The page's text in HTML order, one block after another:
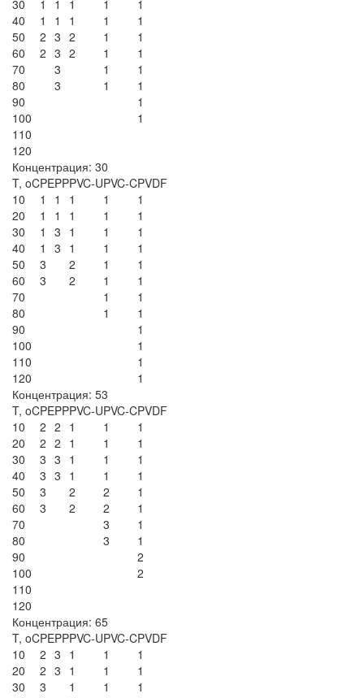
30 1 1 1 1
1
40
1 1 1 1
1
50
2 3 2 1
1
60
2 3 2 1
1
70
3 1
1
80
3 1
1
90
1
100
1
110
120
Концентрация: 30
T, oCPEPPPVC-UPVC-CPVDF
10
1 1 1 1
1
20
1 1 1 1
1
30
1 3 1 1
1
40
1 3 1 1
1
50
3 2 1
1
60
3 2 1
1
70
1
1
80
1
1
90
1
100
1
110
1
120
1
Концентрация: 53
T, oCPEPPPVC-UPVC-CPVDF
10
2 2 1 1
1
20
2 2 1 1
1
30
3 3 1 1
1
40
3 3 1 1
1
50
3 2 2
1
60
3 2 2
1
70
3
1
80
3
1
90
2
100
2
110
120
Концентрация: 65
T, oCPEPPPVC-UPVC-CPVDF
10
2 3 1 1
1
20
2 3 1 1
1
30
3 1 1
1